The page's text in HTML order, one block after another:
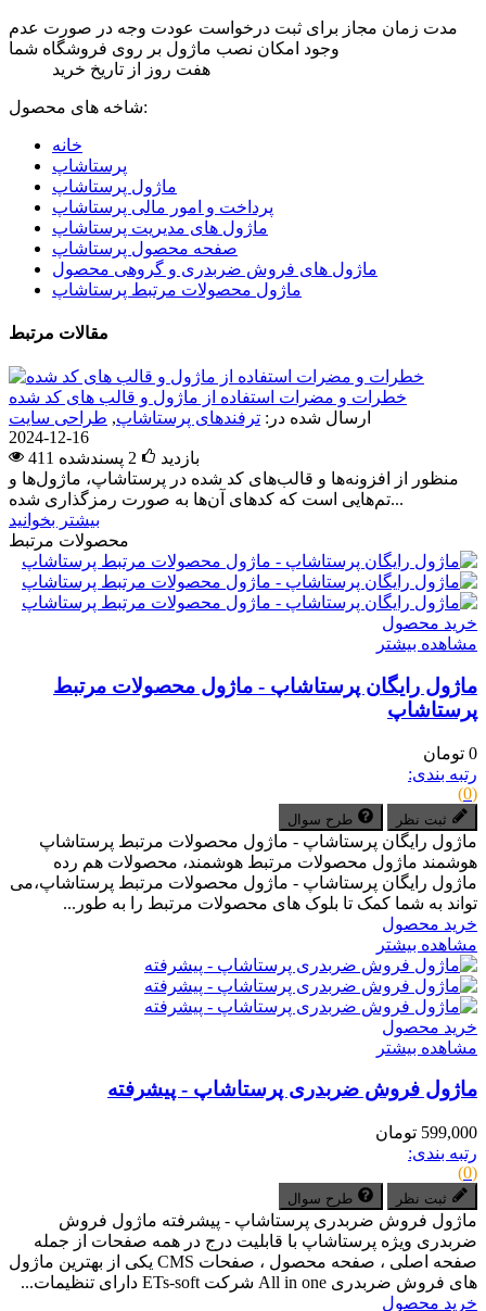
مدت زمان مجاز برای ثبت درخواست عودت وجه در صورت عدم
وجود امکان نصب ماژول بر روی فروشگاه شما
هفت روز از تاریخ خرید
شاخه های محصول:
خانه
پرستاشاپ
ماژول پرستاشاپ
پرداخت و امور مالی پرستاشاپ
ماژول های مدیریت پرستاشاپ
صفحه محصول پرستاشاپ
ماژول های فروش ضربدری و گروهی محصول
ماژول محصولات مرتبط پرستاشاپ
مقالات مرتبط
خطرات و مضرات استفاده از ماژول و قالب های کد شده
ارسال شده در: ترفندهای پرستاشاپ, طراحی سایت
2024-12-16
411 بازدید
2 پسندشده
منظور از افزونه‌ها و قالب‌های کد شده در پرستاشاپ، ماژول‌ها و
تم‌هایی است که کدهای آن‌ها به صورت رمزگذاری شده...
بیشتر بخوانید
محصولات مرتبط
خرید محصول
مشاهده بیشتر
ماژول رایگان پرستاشاپ - ماژول محصولات مرتبط
پرستاشاپ
0 تومان
رتبه بندی:
(0)
ثبت نظر طرح سوال
ماژول رایگان پرستاشاپ - ماژول محصولات مرتبط پرستاشاپ
هوشمند ماژول محصولات مرتبط هوشمند، محصولات هم رده
ماژول رایگان پرستاشاپ - ماژول محصولات مرتبط پرستاشاپ،می
تواند به شما کمک تا بلوک های محصولات مرتبط را به طور...
خرید محصول
مشاهده بیشتر
خرید محصول
مشاهده بیشتر
ماژول فروش ضربدری پرستاشاپ - پیشرفته
599,000 تومان
رتبه بندی:
(0)
ثبت نظر طرح سوال
ماژول فروش ضربدری پرستاشاپ - پیشرفته ماژول فروش
ضربدری ویژه پرستاشاپ با قابلیت درج در همه صفحات از جمله
صفحه اصلی ، صفحه محصول ، صفحات CMS یکی از بهترین ماژول
های فروش ضربدری All in one شرکت ETs-soft دارای تنظیمات...
خرید محصول